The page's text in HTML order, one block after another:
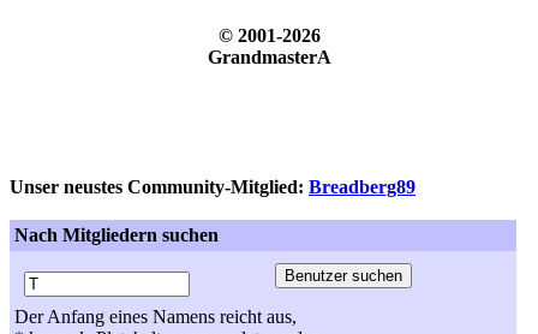
© 2001-2026
GrandmasterA
Unser neustes Community-Mitglied: Breadberg89
Nach Mitgliedern suchen
Der Anfang eines Namens reicht aus,